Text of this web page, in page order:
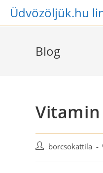
SkipÜdvözöljük.hu
Blog
Post borcsokattila